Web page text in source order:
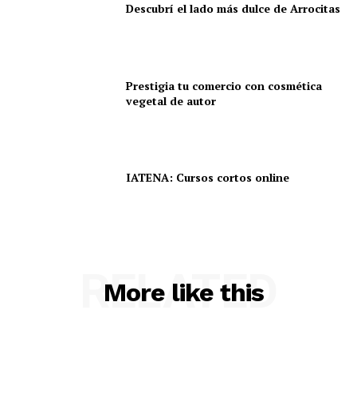
Descubrí el lado más dulce de Arrocitas
Prestigia tu comercio con cosmética
vegetal de autor
IATENA: Cursos cortos online
More like this
RELATED